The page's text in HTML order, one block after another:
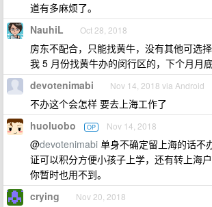
道有多麻烦了。
NauhiL Oct 28, 2018
房东不配合，只能找黄牛，没有其他可选
我 5 月份找黄牛办的闵行区的，下个月月
devotenimabi Nov 14, 2018 via Android
不办这个会怎样 要去上海工作了
huoluobo OP Nov 14, 2018
@devotenimabi 单身不确定留上海的话不
证可以积分方便小孩子上学，还有转上海
你暂时也用不到。
crying Nov 20, 2018